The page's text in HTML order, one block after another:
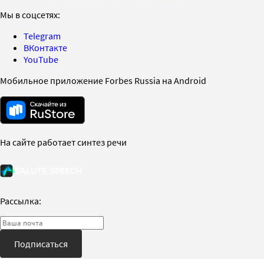
Мы в соцсетях:
Telegram
ВКонтакте
YouTube
Мобильное приложение Forbes Russia на Android
На сайте работает синтез речи
Рассылка:
Подписаться